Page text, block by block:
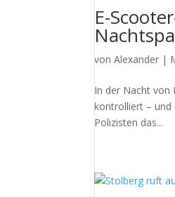
E-
vonAlexander |
In der Nacht von
kontrolliert – und
Polizisten das...